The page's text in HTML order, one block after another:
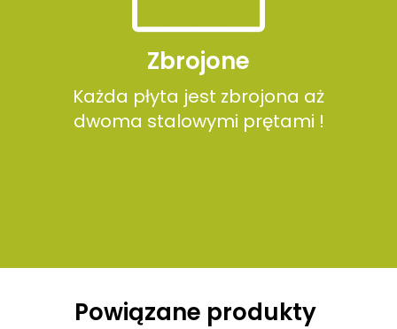
Zbrojone
Każda płyta jest zbrojona aż
dwoma stalowymi prętami !
Powiązane produkty